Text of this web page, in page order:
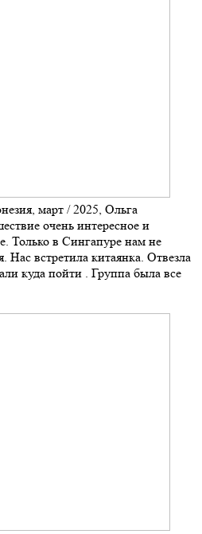
март / 2025, Ольга
очень интересное и
Только в Сингапуре нам не
Нас встретила китаянка. Отвезла
куда пойти . Группа была все